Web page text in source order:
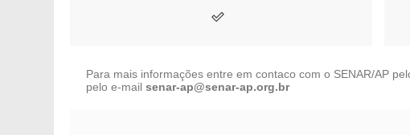
Para mais informações entre em contaco com o SENAR/AP
pelo e-mailsenar-ap@senar-ap.org.br